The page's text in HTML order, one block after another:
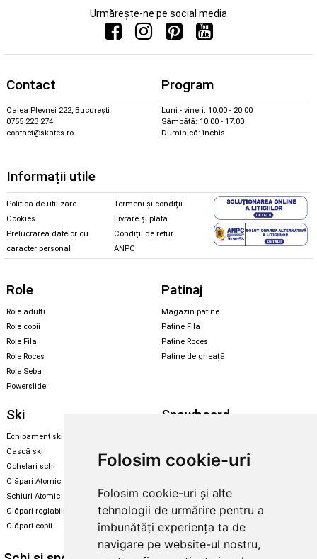
Folosim cookie-uri
Folosim cookie-uri și alte
tehnologii de urmărire pentru a
îmbunătăți experiența ta de
navigare pe website-ul nostru,
Urmărește-ne pe social media
Contact
Calea Plevnei 222, București
0755 223 274
contact@skates.ro
Program
Luni - vineri: 10.00 - 20.00
Sâmbătă: 10.00 - 17.00
Duminică: închis
Informații utile
Politica de utilizare
Cookies
Prelucrarea datelor cu
caracter personal
Termeni și condiții
Livrare și plată
Condiții de retur
ANPC
Role
Role adulți
Role copii
Role Fila
Role Roces
Role Seba
Powerslide
Patinaj
Magazin patine
Patine Fila
Patine Roces
Patine de gheață
Ski
Echipament ski
Cască ski
Ochelari schi
Clăpari Atomic
Schiuri Atomic
Clăpari reglabili
Clăpari copii
Snowboard
Echipament snowboard
Legături Rome SDS
Skate & longboard
Santa Cruz
Enuff Skateboards